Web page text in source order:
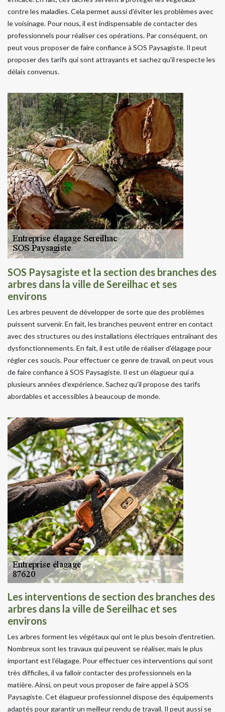
contre les maladies. Cela permet aussi d'éviter les problèmes avec
le voisinage. Pour nous, il est indispensable de contacter des
professionnels pour réaliser ces opérations. Par conséquent, on
peut vous proposer de faire confiance à SOS Paysagiste. Il peut
proposer des tarifs qui sont attrayants et sachez qu'il respecte les
délais convenus.
SOS Paysagiste et la section des branches des
arbres dans la ville de Sereilhac et ses
environs
Les arbres peuvent de développer de sorte que des problèmes
puissent survenir. En fait, les branches peuvent entrer en contact
avec des structures ou des installations électriques entraînant des
dysfonctionnements. En fait, il est utile de réaliser d'élagage pour
régler ces soucis. Pour effectuer ce genre de travail, on peut vous
de faire confiance à SOS Paysagiste. Il est un élagueur qui a
plusieurs années d'expérience. Sachez qu'il propose des tarifs
abordables et accessibles à beaucoup de monde.
Les interventions de section des branches des
arbres dans la ville de Sereilhac et ses
environs
Les arbres forment les végétaux qui ont le plus besoin d'entretien.
Nombreux sont les travaux qui peuvent se réaliser, mais le plus
important est l'élagage. Pour effectuer ces interventions qui sont
très difficiles, il va falloir contacter des professionnels en la
matière. Ainsi, on peut vous proposer de faire appel à SOS
Paysagiste. Cet élagueur professionnel dispose des équipements
adaptés pour garantir un meilleur rendu de travail. Il peut aussi se